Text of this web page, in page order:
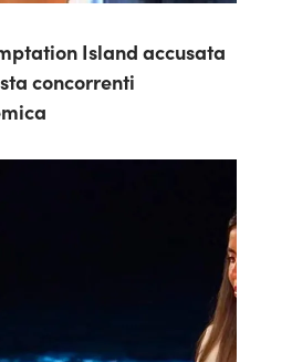
Island accusata
concorrenti